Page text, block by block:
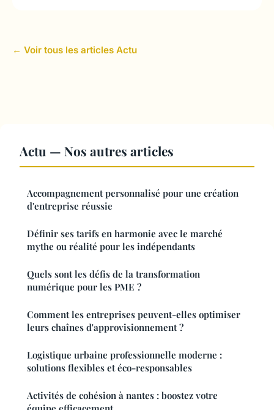
← Voir tous les articles Actu
Actu — Nos autres articles
Accompagnement personnalisé pour une création
d'entreprise réussie
Définir ses tarifs en harmonie avec le marché
mythe ou réalité pour les indépendants
Quels sont les défis de la transformation
numérique pour les PME ?
Comment les entreprises peuvent-elles optimiser
leurs chaînes d'approvisionnement ?
Logistique urbaine professionnelle moderne :
solutions flexibles et éco-responsables
Activités de cohésion à nantes : boostez votre